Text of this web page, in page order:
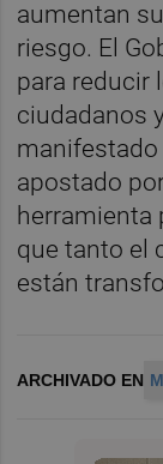
aumentan
riesgo. El
para reducir
ciudadanos
apostado
herramienta
que tanto el
están
ARCHIVADO EN